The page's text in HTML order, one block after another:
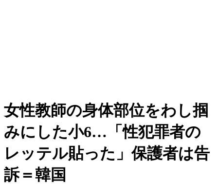
女性教師の身体部位をわし掴
みにした小6…「性犯罪者の
レッテル貼った」保護者は告
訴＝韓国